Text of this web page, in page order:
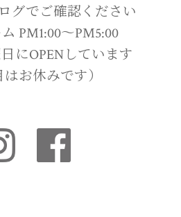
グでご確認ください
PM1:00〜PM5:00
にOPENしています
はお休みです）